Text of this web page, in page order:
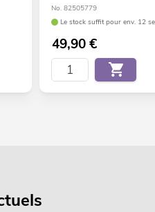
No. 82505779
Le stock suffit pour env. 12
49,90€